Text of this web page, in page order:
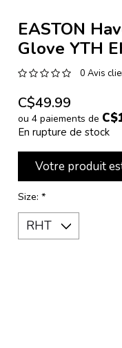
EASTON
Glove YTH
0 Avis
C$49.99
ou 4 paiements de
En rupture de stock
Votre produit
Size: *